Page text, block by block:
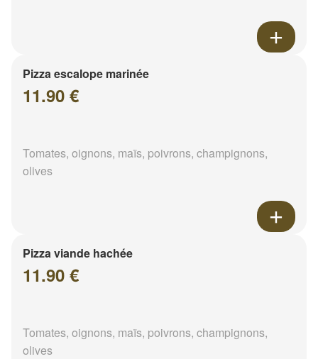
Pizza escalope marinée
11.90 €
Tomates, oignons, maïs, poivrons, champignons,
olives
Pizza viande hachée
11.90 €
Tomates, oignons, maïs, poivrons, champignons,
olives